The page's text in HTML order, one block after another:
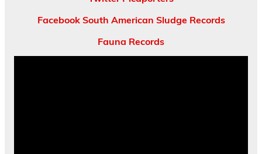
Facebook South American Sludge Records
Fauna Records